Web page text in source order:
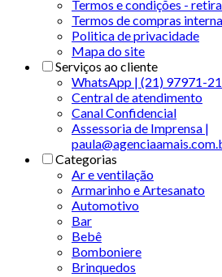
Termos e condições -
Termos de compras
Politica de privacidade
Mapa do site
Serviços ao cliente
WhatsApp | (21) 97971-
Central de atendimento
Canal Confidencial
Assessoria de Imprensa |
Categorias
Ar e ventilação
Armarinho e Artesanato
Automotivo
Bar
Bebê
Bomboniere
Brinquedos